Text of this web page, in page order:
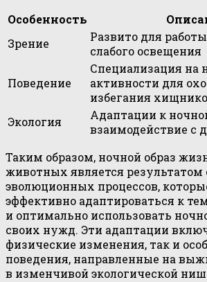
Особенность
Зрение
Развито для
слабого освещения
Поведение
Специализация на
активности для
избегания
Экология
Адаптации к
взаимодействие с
Таким образом, ночной образ
животных является
эволюционных процессов,
эффективно адаптироваться к
и оптимально использовать
своих нужд. Эти адаптации
физические изменения, так и
поведения, направленные на
в изменчивой экологической